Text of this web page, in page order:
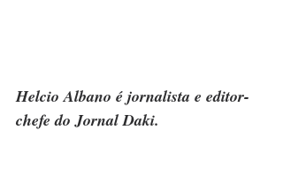
Helcio Albano é jornalista e editor-
chefe do Jornal Daki.